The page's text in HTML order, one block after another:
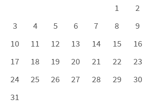
1
2
3
4 5 6 7 8
9
10
11 12 13 14 15
16
17
18 19 20 21 22
23
24
25 26 27 28 29
30
31